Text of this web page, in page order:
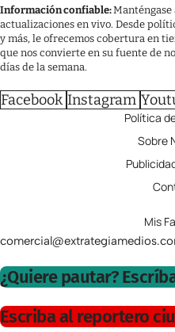
Información confiable:
actualizaciones en vivo. Desde
y más, le ofrecemos cobertura en
que nos convierte en su fuente de
días de la semana.
Facebook Instagram
Política
Sobre
Mis
¿Quiere pautar?
Escriba al reportero